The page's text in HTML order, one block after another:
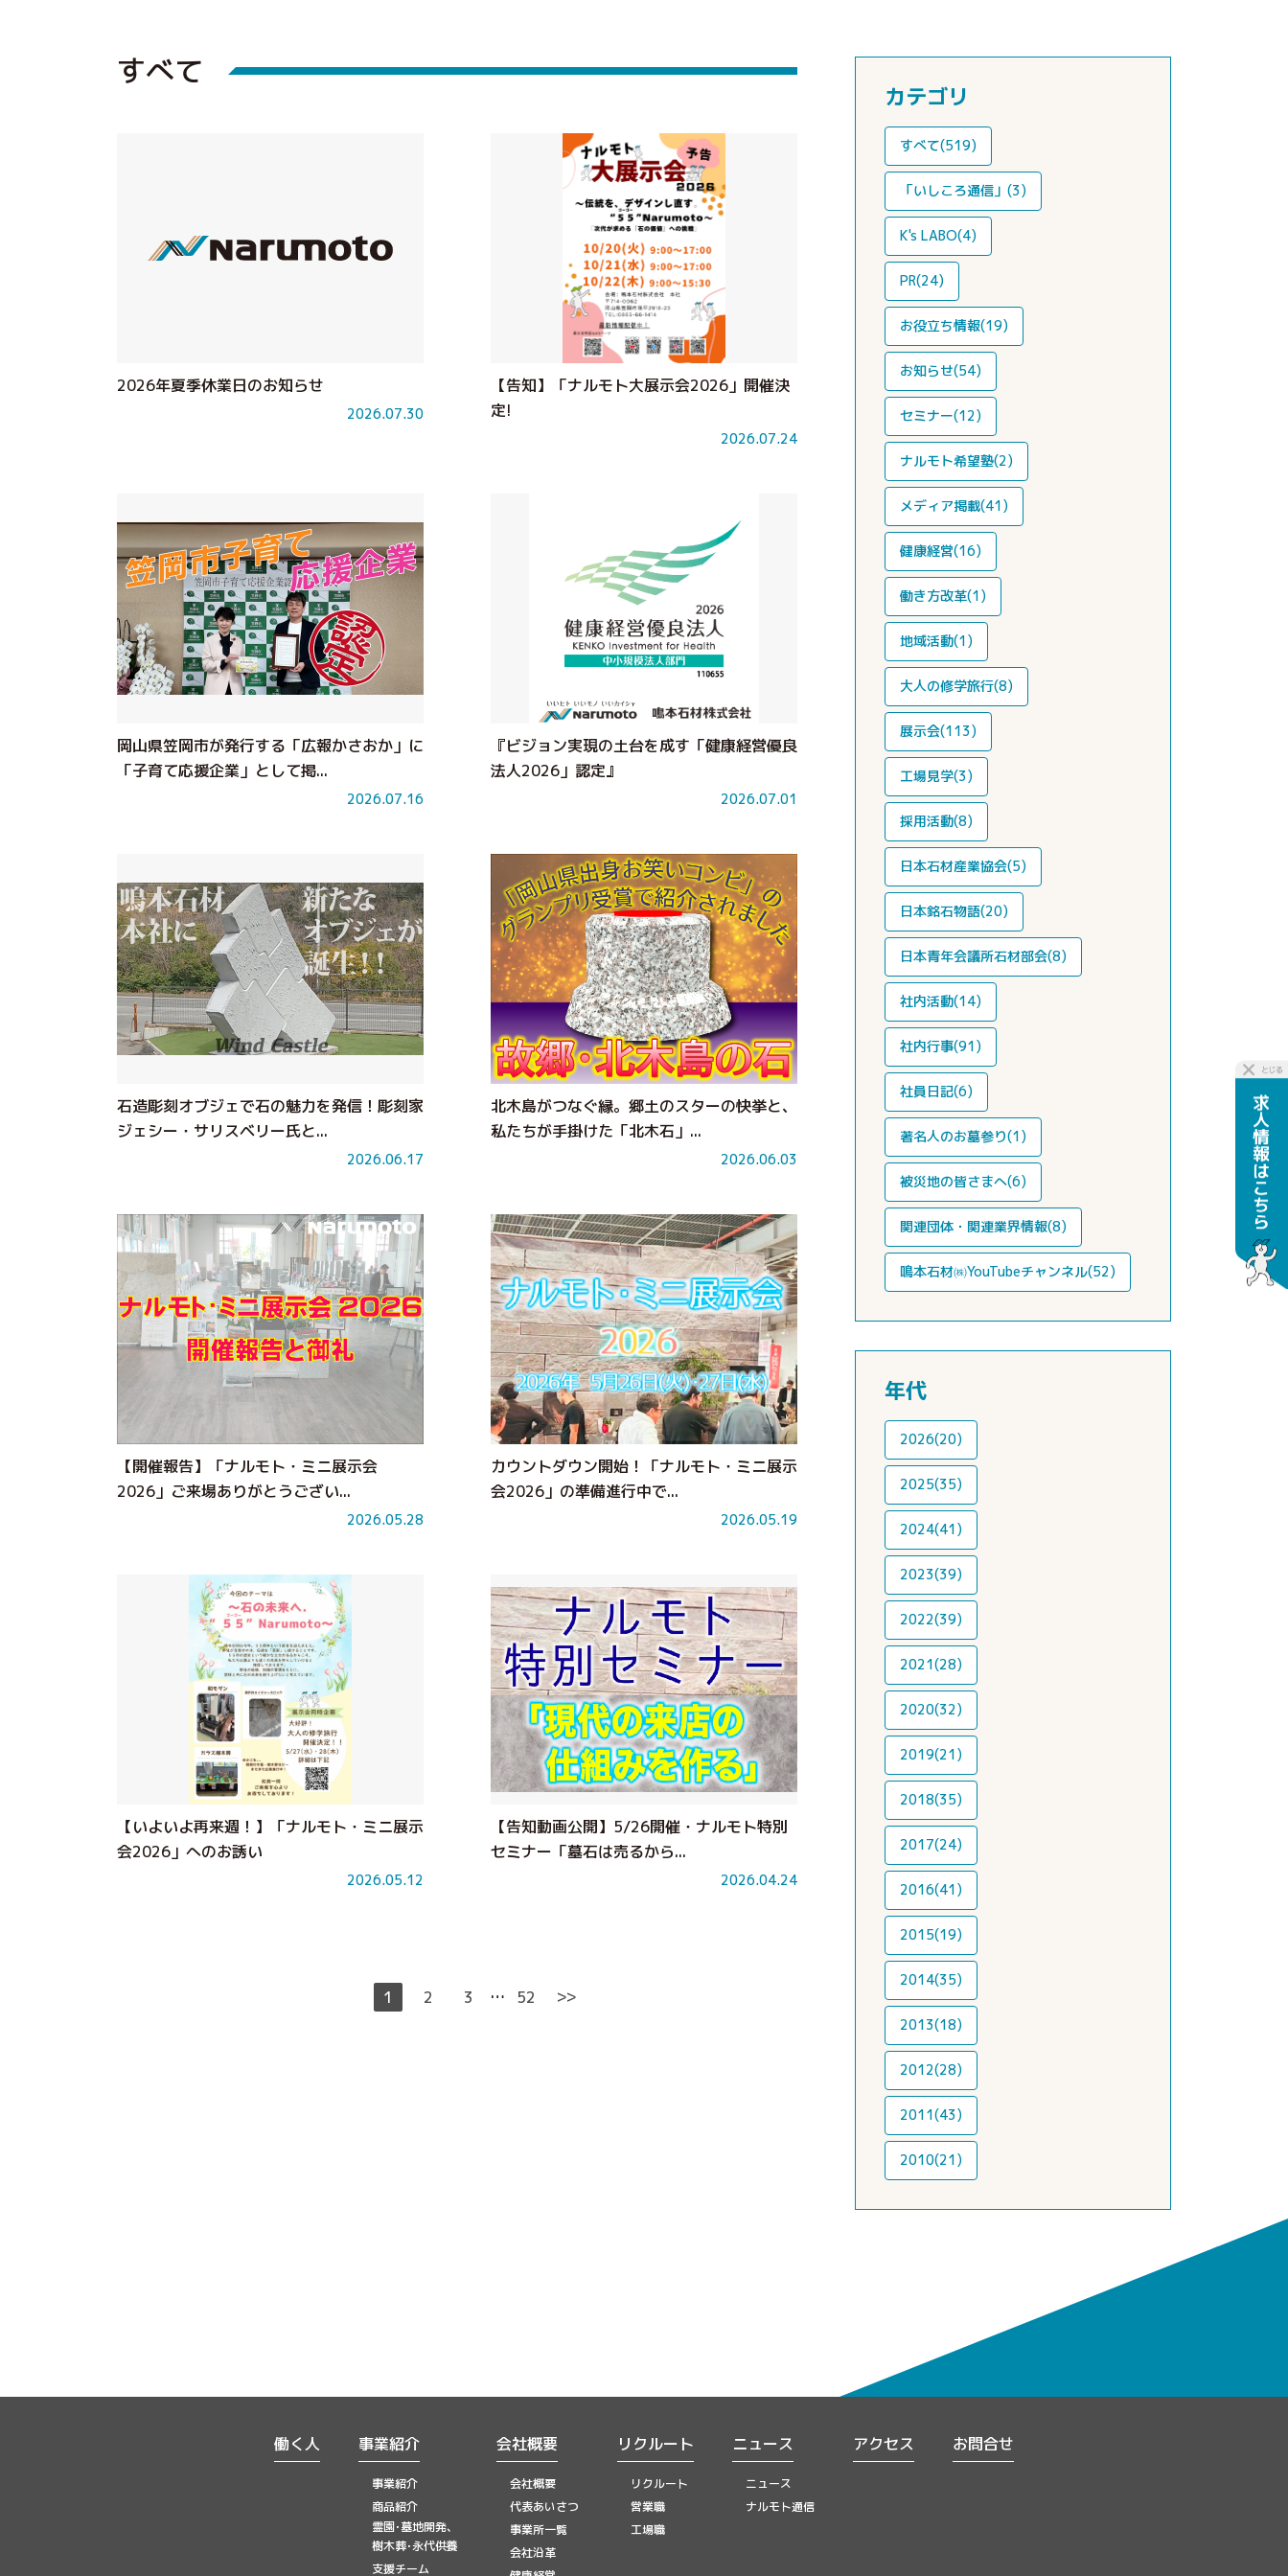
すべて
2026年夏季休業日のお知らせ
2026.07.30
【告知】「ナルモト大展示会2026」開催決
定!
2026.07.24
岡山県笠岡市が発行する「広報かさおか」に
「子育て応援企業」として掲...
2026.07.16
『ビジョン実現の土台を成す「健康経営優良
法人2026」認定』
2026.07.01
石造彫刻オブジェで石の魅力を発信！彫刻家
ジェシー・サリスベリー氏と...
2026.06.17
北木島がつなぐ縁。郷土のスターの快挙と、
私たちが手掛けた「北木石」...
2026.06.03
【開催報告】「ナルモト・ミニ展示会
2026」ご来場ありがとうござい...
2026.05.28
カウントダウン開始！「ナルモト・ミニ展示
会2026」の準備進行中で...
2026.05.19
【いよいよ再来週！】「ナルモト・ミニ展示
会2026」へのお誘い
2026.05.12
【告知動画公開】5/26開催・ナルモト特別
セミナー「墓石は売るから...
2026.04.24
1 2 3 … 52 >>
カテゴリ
すべて(519)
「いしころ通信」(3)
K's LABO(4)
PR(24)
お役立ち情報(19)
お知らせ(54)
セミナー(12)
ナルモト希望塾(2)
メディア掲載(41)
健康経営(16)
働き方改革(1)
地域活動(1)
大人の修学旅行(8)
展示会(113)
工場見学(3)
採用活動(8)
日本石材産業協会(5)
日本銘石物語(20)
日本青年会議所石材部会(8)
社内活動(14)
社内行事(91)
社員日記(6)
著名人のお墓参り(1)
被災地の皆さまへ(6)
関連団体・関連業界情報(8)
鳴本石材㈱YouTubeチャンネル(52)
年代
2026(20)
2025(35)
2024(41)
2023(39)
2022(39)
2021(28)
2020(32)
2019(21)
2018(35)
2017(24)
2016(41)
2015(19)
2014(35)
2013(18)
2012(28)
2011(43)
2010(21)
働く人 事業紹介
事業紹介
商品紹介
霊園･墓地開発、
樹木葬･永代供養
支援チーム
会社概要
会社概要
代表あいさつ
事業所一覧
会社沿革
リクルート
リクルート
営業職
工場職
ニュース
ニュース
ナルモト通信
アクセス お問合せ